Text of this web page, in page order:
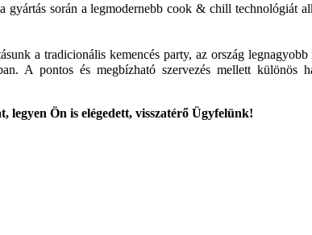
gyártás során a legmodernebb cook & chill
a tradicionális kemencés party, az ország
A pontos és megbízható szervezés mellett különös
Ön is elégedett, visszatérő Ügyfelünk!